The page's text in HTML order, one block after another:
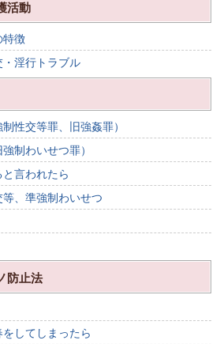
活動
特徴
淫行トラブル
性交等罪、旧強姦罪）
制わいせつ罪）
言われたら
、準強制わいせつ
防止法
してしまったら